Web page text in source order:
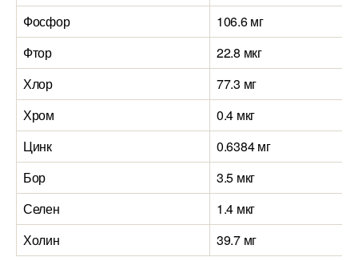
Фосфор
106.6 мг
Фтор
22.8 мкг
Хлор
77.3 мг
Хром
0.4 мкг
Цинк
0.6384 мг
Бор
3.5 мкг
Селен
1.4 мкг
Холин
39.7 мг